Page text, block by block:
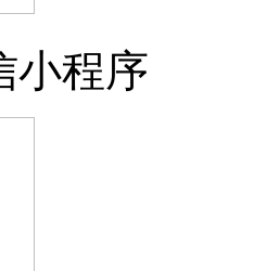
小程序